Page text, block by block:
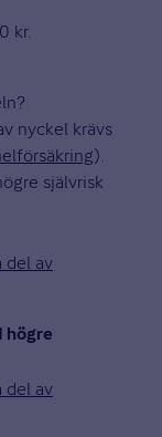
kr.
nyckel krävs
).
självrisk
del av
högre
del av